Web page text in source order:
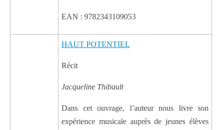
EAN : 9782343109053
HAUT POTENTIEL
Récit
Jacqueline Thibault
Dans cet ouvrage, l’auteur nous livre son
expérience musicale auprès de jeunes élèves